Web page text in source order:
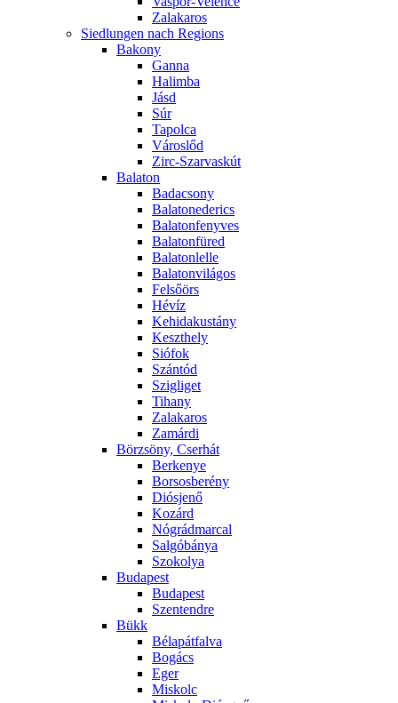
Zalakaros
Siedlungen nach Regions
Bakony
Ganna
Halimba
Jásd
Súr
Tapolca
Városlőd
Zirc-Szarvaskút
Balaton
Badacsony
Balatonederics
Balatonfenyves
Balatonfüred
Balatonlelle
Balatonvilágos
Felsőörs
Hévíz
Kehidakustány
Keszthely
Siófok
Szántód
Szigliget
Tihany
Zalakaros
Zamárdi
Börzsöny, Cserhát
Berkenye
Borsosberény
Diósjenő
Kozárd
Nógrádmarcal
Salgóbánya
Szokolya
Budapest
Budapest
Szentendre
Bükk
Bélapátfalva
Bogács
Eger
Miskolc